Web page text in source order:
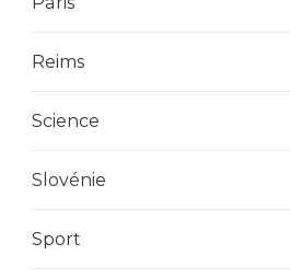
Reims
Science
Slovénie
Sport